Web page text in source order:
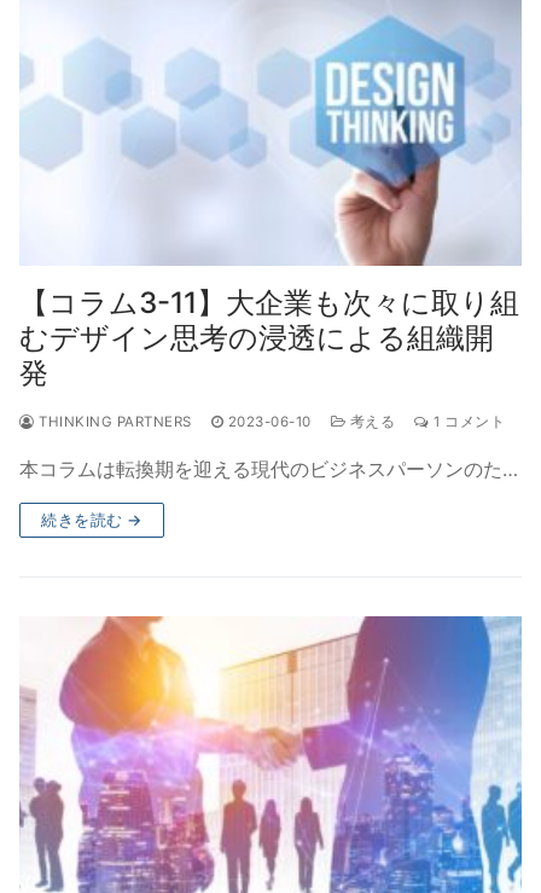
【コラム3-11】大企業も次々に取り組
むデザイン思考の浸透による組織開
発
THINKING PARTNERS 2023-06-10 考える 1 コメント
本コラムは転換期を迎える現代のビジネスパーソンのた…
続きを読む →